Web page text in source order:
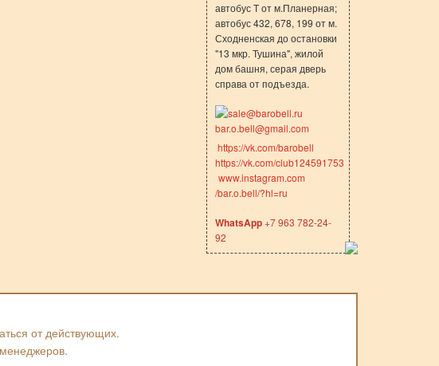
автобус Т от м.Планерная;
автобус 432, 678, 199 от м.
Сходненская до остановки
"13 мкр. Тушина", жилой
дом башня, серая дверь
справа от подъезда.
sale@barobell.ru
bar.o.bell@gmail.com
https://vk.com/barobell
https://vk.com/club124591753
www.instagram.com
/bar.o.bell/?hl=ru
WhatsApp+7 963 782-24-
92
от действующих.